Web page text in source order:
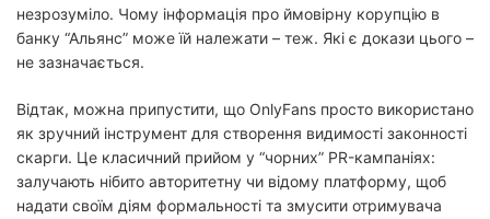
незрозуміло. Чому інформація про ймовірну корупцію в
банку “Альянс” може їй належати – теж. Які є докази цього –
не зазначається.
Відтак, можна припустити, що OnlyFans просто використано
як зручний інструмент для створення видимості законності
скарги. Це класичний прийом у “чорних” PR-кампаніях:
залучають нібито авторитетну чи відому платформу, щоб
надати своїм діям формальності та змусити отримувача